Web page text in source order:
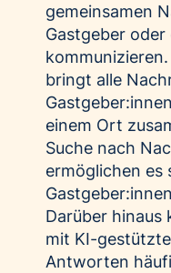
gemeinsamen
Gastgeber
bringt alle
einem Ort
Suche nach
ermöglichen es
Darüber hinaus
mit KI-
Antworten